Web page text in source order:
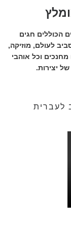
הכוללים חגים
לעולם, מוזיקה,
וכל אוהבי
יצירות.